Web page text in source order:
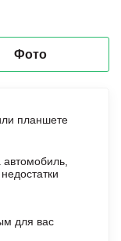
Фото
планшете
автомобиль,
для вас